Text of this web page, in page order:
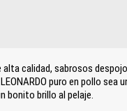
alta calidad, sabrosos
puro en pollo sea
bonito brillo al pelaje.